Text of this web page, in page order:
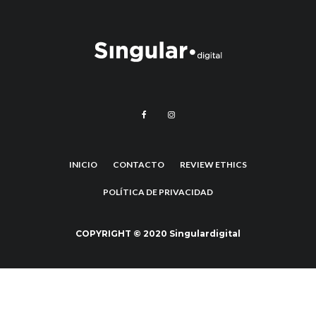
INICIO CONTACTO REVIEW ETHICS
POLÍTICA DE PRIVACIDAD
COPYRIGHT © 2020 Singulardigital